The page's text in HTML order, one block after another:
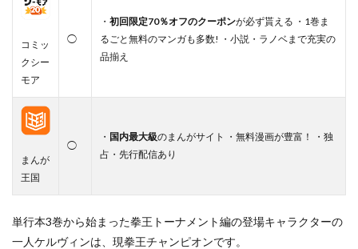
コミッ
クシー
モア
◯
・ 初回限定70％オフのクーポンが必ず貰える ・1巻ま
るごと無料のマンガも多数! ・小説・ラノベまで充実の
品揃え
まんが
王国
◯
・ 国内最大級のまんがサイト ・無料漫画が豊富！ ・独
占・先行配信あり
単行本3巻から始まった拳王トーナメント編の登場キャラクターの
一人ケルヴィンは、現拳王チャンピオンです。